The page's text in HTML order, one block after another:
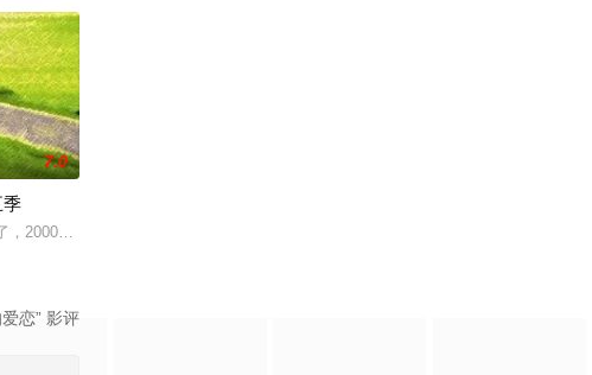
，但实际上却是
7.0
，2000年「3年B班金八老師」最新第五系列隆重登場！21年前在日本推出的「3年B
恋” 影评